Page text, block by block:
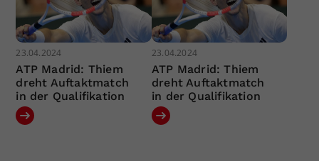
23.04.2024
ATP Madrid: Thiem
dreht Auftaktmatch
in der Qualifikation
23.04.2024
ATP Madrid: Thiem
dreht Auftaktmatch
in der Qualifikation